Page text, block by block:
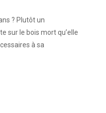
? Plutôt un
sur le bois mort qu’elle
à sa